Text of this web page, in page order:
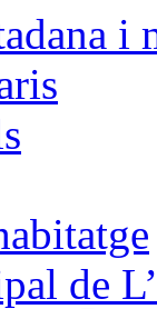
i
de